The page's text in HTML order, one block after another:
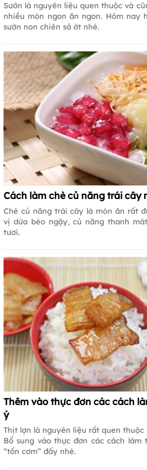
Sườn là nguyên liệu quen thuộc và
nhiều món ngon ăn ngon. Hôm nay
sườn non chiên sả ớt nhé.
Cách làm chè củ năng trái cây
Chè củ năng trái cây là món ăn rất
vị dừa béo ngậy, củ năng thanh
tươi.
Thêm vào thực đơn các cách
ý
Thịt lợn là nguyên liệu rất quen
Bổ sung vào thực đơn các cách
“tốn cơm” đấy nhé.